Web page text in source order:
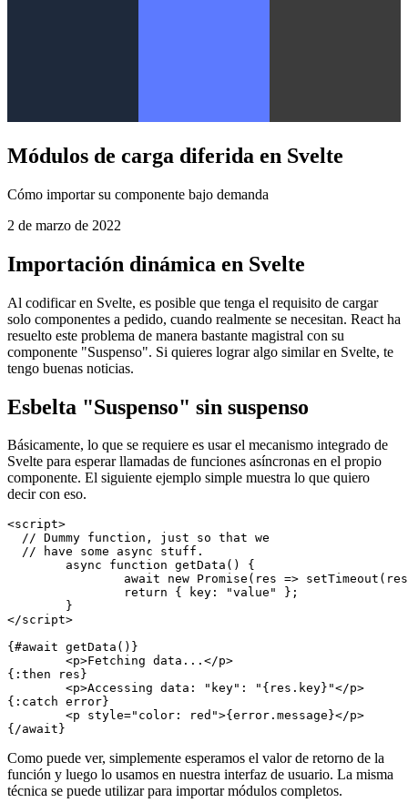
Módulos de carga diferida en Svelte
Cómo importar su componente bajo demanda
2 de marzo de 2022
Importación dinámica en Svelte
Al codificar en Svelte, es posible que tenga el requisito de cargar
resuelto este problema de manera bastante magistral con su
tengo buenas noticias.
Esbelta "Suspenso" sin suspenso
Básicamente, lo que se requiere es usar el mecanismo integrado de
Svelte para esperar llamadas de funciones asíncronas en el propio
componente. El siguiente ejemplo simple muestra lo que quiero
decir con eso.
  // Dummy function, just so that we
  // have some async stuff.
	async function getData() {
		await new Promise(res => setTimeout(res, 1000));
		return { key: "value" };
	}
</script>
{#await getData()}
	<p>Fetching data...</p>
	<p>Accessing data: "key": "{res.key}"</p>
{:catch error}
	<p style="color: red">{error.message}</p>